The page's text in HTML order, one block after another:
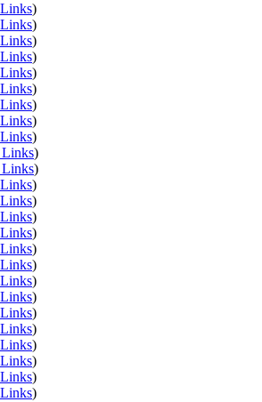
)
)
)
)
)
)
)
)
)
)
)
)
)
)
)
)
)
)
)
)
)
)
)
)
)